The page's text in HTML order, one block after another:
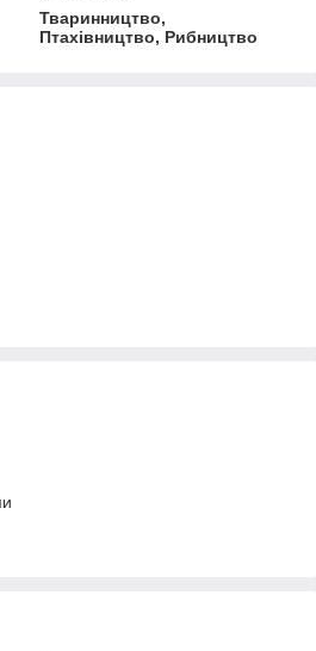
Тваринництво,
Птахівництво, Рибництво